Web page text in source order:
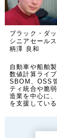
ブラック・ダ
シニアセール
柄澤 良和
自動車や船舶
数値計算ライ
SBOM、OSS
ティ統合や脆
造業を中心に
を支援している